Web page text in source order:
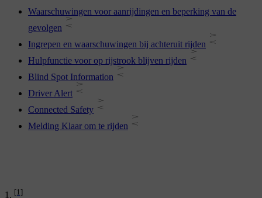
[1]
Waarschuwingen voor aanrijdingen en beperking van de
gevolgen
Ingrepen en waarschuwingen bij achteruit rijden
Hulpfunctie voor op rijstrook blijven rijden
Blind Spot Information
Driver Alert
Connected Safety
Melding Klaar om te rijden